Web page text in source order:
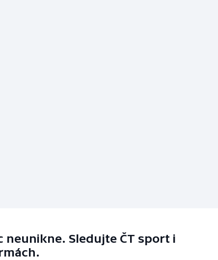
neunikne. Sledujte ČT sport i